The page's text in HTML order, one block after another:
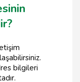
bilgileri